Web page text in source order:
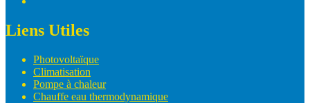
Liens Utiles
Photovoltaïque
Climatisation
Pompe à chaleur
Chauffe eau thermodynamique